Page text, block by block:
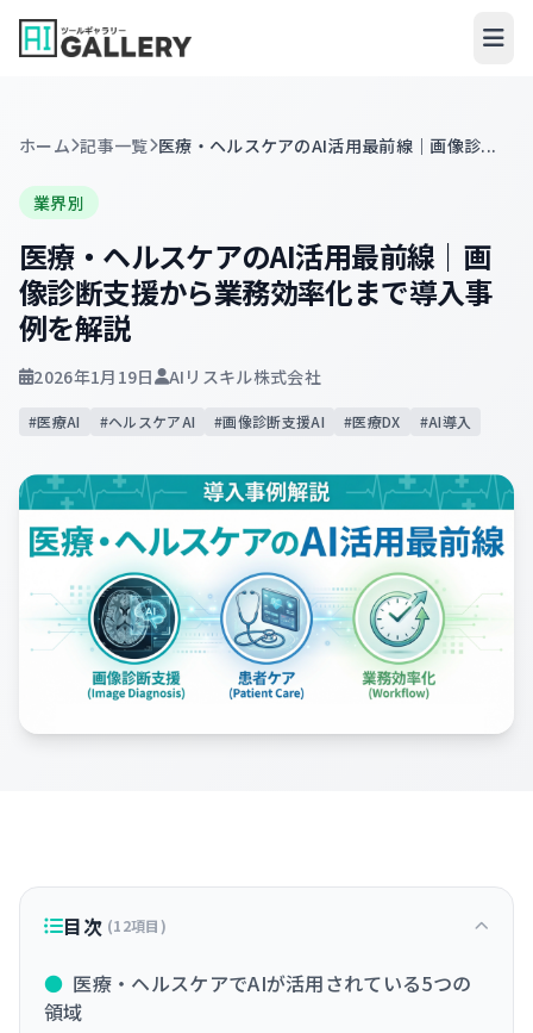
ホーム 記事一覧 医療・ヘルスケアのAI活用最前線｜画像診...
業界別
医療・ヘルスケアのAI活用最前線｜画
像診断支援から業務効率化まで導入事
例を解説
2026年1月19日 AIリスキル株式会社
#医療AI #ヘルスケアAI #画像診断支援AI #医療DX #AI導入
目次 (12項目)
● 医療・ヘルスケアでAIが活用されている5つの
領域